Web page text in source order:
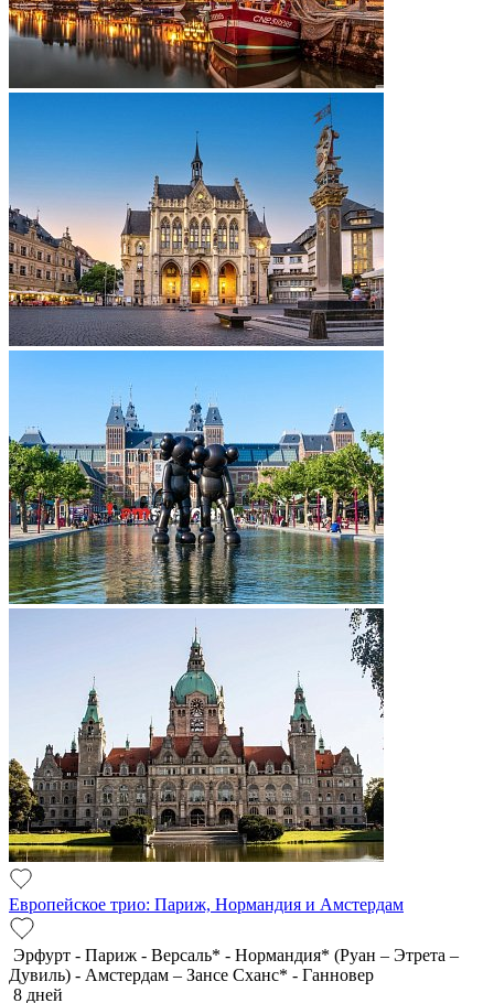
Европейское трио: Париж, Нормандия и Амстердам
Эрфурт - Париж - Версаль* - Нормандия* (Руан – Этрета –
Дувиль) - Амстердам – Зансе Сханс* - Ганновер
8 дней